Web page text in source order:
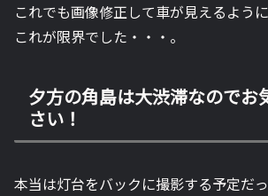
これでも画像修正して車が見えるよう
これが限界でした・・・。
夕方の角島は大渋滞なのでお
さい！
本当は灯台をバックに撮影する予定だ